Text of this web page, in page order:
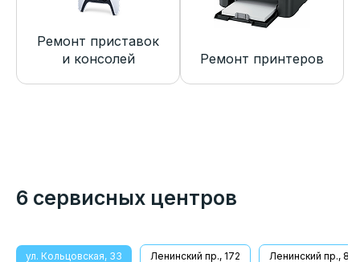
Ремонт приставок
и консолей
Ремонт принтеров
6 сервисных центров
ул. Кольцовская, 33 Ленинский пр., 172 Ленинский пр., 8/1